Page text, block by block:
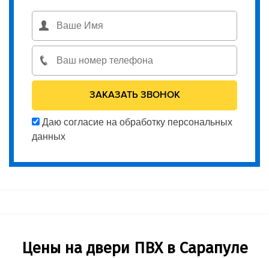
Даю согласие на обработку персональных
данных
Цены на двери ПВХ в Сарапуле